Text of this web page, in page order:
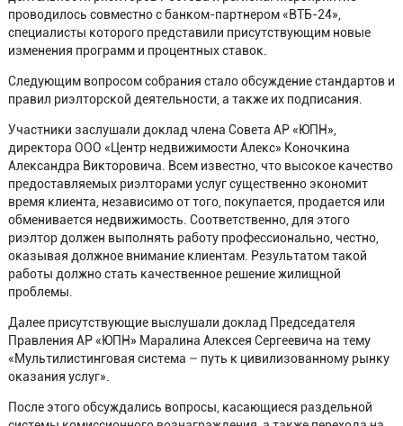
проводилось совместно с банком-партнером «ВТБ-24»,
специалисты которого представили присутствующим новые
изменения программ и процентных ставок.
Следующим вопросом собрания стало обсуждение стандартов и
правил риэлторской деятельности, а также их подписания.
Участники заслушали доклад члена Совета АР «ЮПН»,
директора ООО «Центр недвижимости Алекс» Коночкина
Александра Викторовича. Всем известно, что высокое качество
предоставляемых риэлторами услуг существенно экономит
время клиента, независимо от того, покупается, продается или
обменивается недвижимость. Соответственно, для этого
риэлтор должен выполнять работу профессионально, честно,
оказывая должное внимание клиентам. Результатом такой
работы должно стать качественное решение жилищной
проблемы.
Далее присутствующие выслушали доклад Председателя
Правления АР «ЮПН» Маралина Алексея Сергеевича на тему
«Мультилистинговая система – путь к цивилизованному рынку
оказания услуг».
После этого обсуждались вопросы, касающиеся раздельной